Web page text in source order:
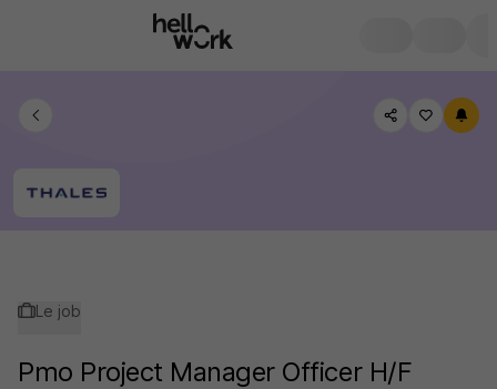
Le job
Pmo Project Manager Officer H/F